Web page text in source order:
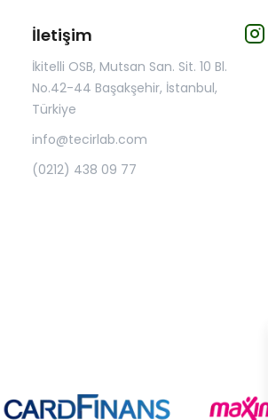
İletişim
İkitelli OSB, Mutsan San. Sit. 10 Bl.
No.42-44 Başakşehir, İstanbul,
Türkiye
info@tecirlab.com
(0212) 438 09 77